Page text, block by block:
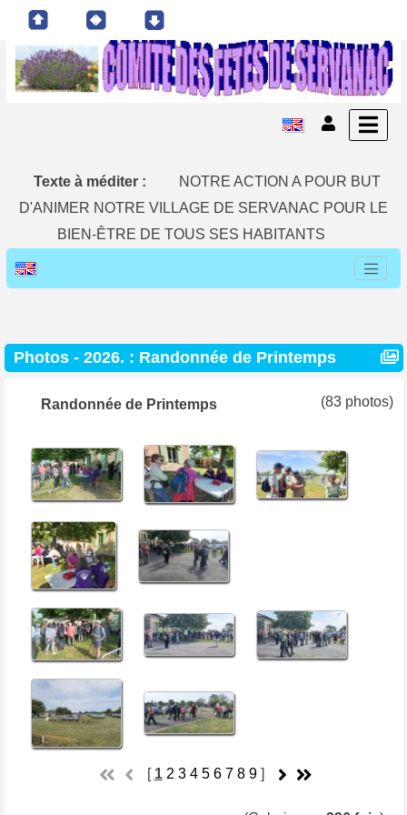
Texte à méditer :
NOTRE ACTION A POUR BUT
D'ANIMER NOTRE VILLAGE DE SERVANAC POUR LE
BIEN-ÊTRE DE TOUS SES HABITANTS
Photos - 2026. : Randonnée de Printemps
Randonnée de Printemps (83 photos)
[ 1 2 3 4 5 6 7 8 9]